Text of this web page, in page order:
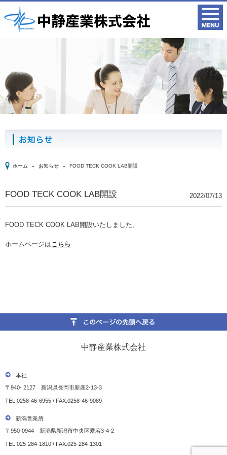
ホーム お知らせ FOOD TECK COOK LAB開設
FOOD TECK COOK LAB開設 2022/07/13
FOOD TECK COOK LAB開設いたしました。
ホームページは こちら
中静産業株式会社
本社
〒940- 2127 新潟県長岡市新産2-13-3
TEL.0258-46-6955 / FAX.0258-46-9089
新潟営業所
〒950-0944 新潟県新潟市中央区愛宕3-4-2
TEL.025-284-1810 / FAX.025-284-1301